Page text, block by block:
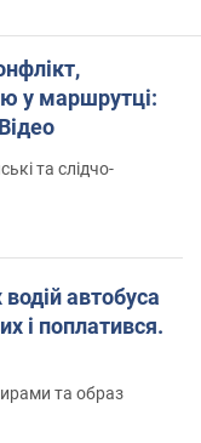
у маршрутці:
та слідчо-
автобуса
і поплатився.
та образ